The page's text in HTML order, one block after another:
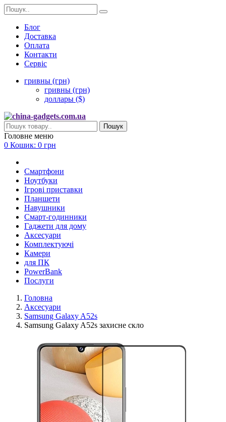
Блог
Доставка
Оплата
Контакти
Сервіс
гривны (грн)
гривны (грн)
доллары ($)
Пошук
Головне меню
0 Кошик: 0 грн
Смартфони
Ноутбуки
Ігрові приставки
Планшети
Навушники
Смарт-годинники
Гаджети для дому
Аксесуари
Комплектуючі
Камери
для ПК
PowerBank
Послуги
Головна
Аксесуари
Samsung Galaxy A52s
Samsung Galaxy A52s захисне скло